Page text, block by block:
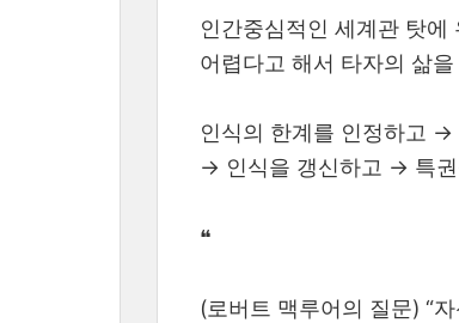
인간중심적인 세계관 탓
어렵다고 해서 타자의 삶
인식의 한계를 인정하고
→ 인식을 갱신하고 → 특
❝
(로버트 맥루어의 질문) “